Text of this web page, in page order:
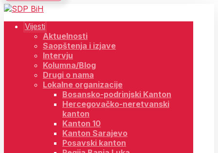
Vijesti
Aktuelnosti
Saopštenja i izjave
Intervju
Kolumna/Blog
Drugi o nama
Lokalne organizacije
Bosansko-podrinjski Kanton
Hercegovačko-neretvanski
kanton
Kanton 10
Kanton Sarajevo
Posavski kanton